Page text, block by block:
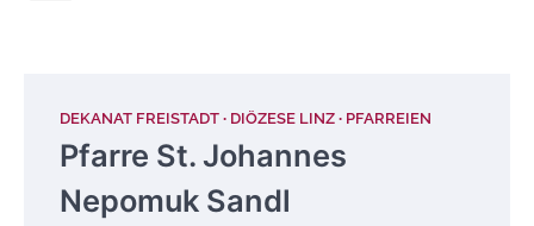
DEKANAT FREISTADT DIÖZESE LINZ PFARREIEN
Pfarre St. Johannes
Nepomuk Sandl